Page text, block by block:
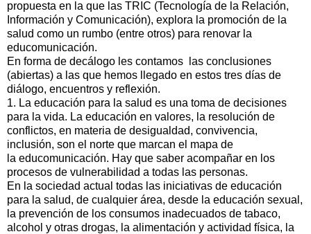
propuesta en la que las TRIC (Tecnología de la Relación,
Información y Comunicación), explora la promoción de la
salud como un rumbo (entre otros) para renovar la
educomunicación.
En forma de decálogo les contamos las conclusiones
(abiertas) a las que hemos llegado en estos tres días de
diálogo, encuentros y reflexión.
1. La educación para la salud es una toma de decisiones
para la vida. La educación en valores, la resolución de
conflictos, en materia de desigualdad, convivencia,
inclusión, son el norte que marcan el mapa de
la educomunicación. Hay que saber acompañar en los
procesos de vulnerabilidad a todas las personas.
En la sociedad actual todas las iniciativas de educación
para la salud, de cualquier área, desde la educación sexual,
la prevención de los consumos inadecuados de tabaco,
alcohol y otras drogas, la alimentación y actividad física, la